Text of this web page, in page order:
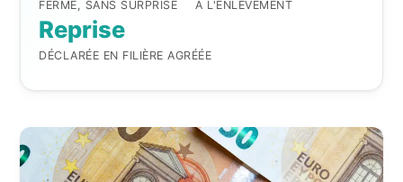
FERME, SANS SURPRISE À L'ENLÈVEMENT
Reprise
DÉCLARÉE EN FILIÈRE AGRÉÉE